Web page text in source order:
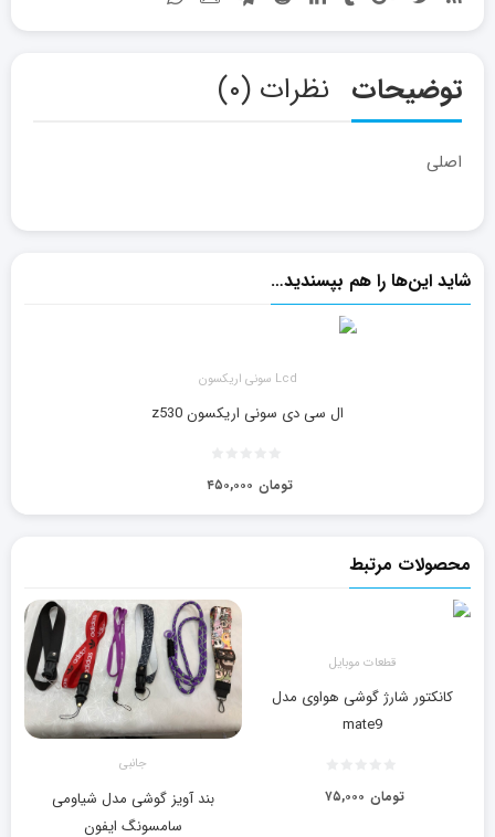
توضیحات نظرات (۰)
اصلی
شاید این‌ها را هم بپسندید…
Lcd سونی اریکسون
ال سی دی سونی اریکسون z530
۴۵۰,۰۰۰ تومان
محصولات مرتبط
قطعات موبایل
کانکتور شارژ گوشی هواوی مدل
mate9
۷۵,۰۰۰ تومان
جانبی
بند آویز گوشی مدل شیاومی
سامسونگ ایفون